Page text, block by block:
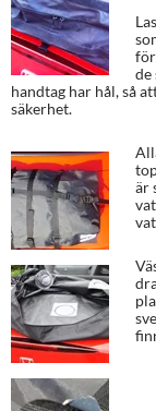
de
handtag har hål, så
säkerhet.
är